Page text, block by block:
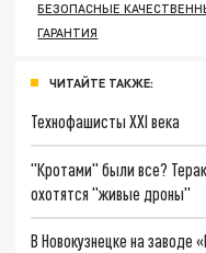
БЕЗОПАСНЫЕ
ГАРАНТИЯ
ЧИТАЙТЕ ТАКЖЕ:
Технофашисты XXI века
"Кротами" были все?
охотятся "живые дроны"
В Новокузнецке на заводе